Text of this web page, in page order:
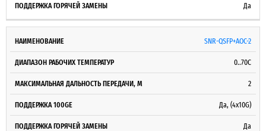
Да
SNR-QSFP+AOC-2
0..70С
2
Да, (4x10G)
Да